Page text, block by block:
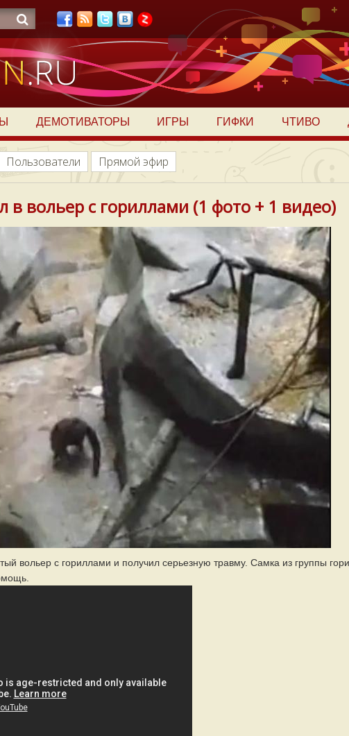
ДЕМОТИВАТОРЫ ИГРЫ ГИФКИ ЧТИВО
Пользователи Прямой эфир
в вольер с гориллами (1 фото + 1 видео)
вольер с гориллами и получил серьезную травму. Самка из группы